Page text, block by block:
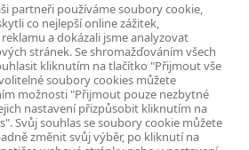
A TECHNOLOGIE
FACEBOOK
X LINKEDIN
partneři používáme soubory cookie,
co nejlepší online zážitek,
a dokázali jsme analyzovat
stránek. Se shromažďováním všech
kliknutím na tlačítko "Přijmout vše
soubory cookies můžete
možnosti "Přijmout pouze nezbytné
nastavení přizpůsobit kliknutím na
Svůj souhlas se soubory cookie můžete
změnit svůj výběr, po kliknutí na